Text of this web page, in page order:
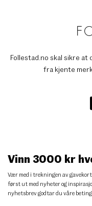
Follestad.no skal sikre
fra kjente
Vinn 3000 kr
Vær med i trekningen av gavekort
først ut med nyheter og
nyhetsbrev godtar du våre